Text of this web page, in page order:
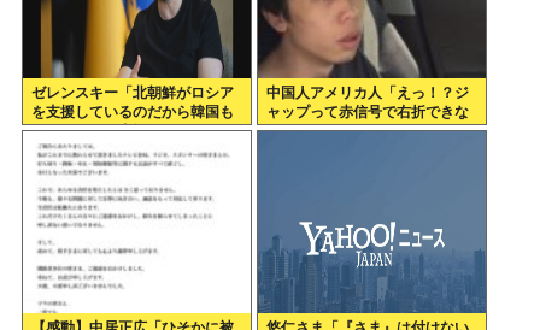
ゼレンスキー「北朝鮮がロシア
を支援しているのだから韓国も
ウクライナを支援しろ」
中国人アメリカ人「えっ！？ジ
ャップって赤信号で右折できな
いの？」